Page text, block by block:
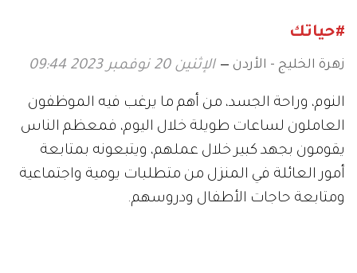
#حياتك
زهرة الخليج - الأردن الإثنين 20 نوفمبر 2023 09:44
النوم، وراحة الجسد، من أهم ما يرغب فيه الموظفون
العاملون لساعات طويلة خلال اليوم، فمعظم الناس
يقومون بجهد كبير خلال عملهم، ويتبعونه بمتابعة
أمور العائلة في المنزل من متطلبات يومية واجتماعية
ومتابعة حاجات الأطفال ودروسهم.